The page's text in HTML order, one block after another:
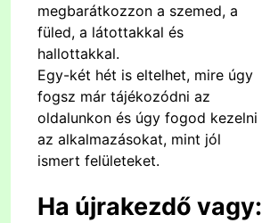
megbarátkozzon a szemed, a
füled, a látottakkal és
hallottakkal.
Egy-két hét is eltelhet, mire úgy
fogsz már tájékozódni az
oldalunkon és úgy fogod kezelni
az alkalmazásokat, mint jól
ismert felületeket.
Ha újrakezdő vagy: